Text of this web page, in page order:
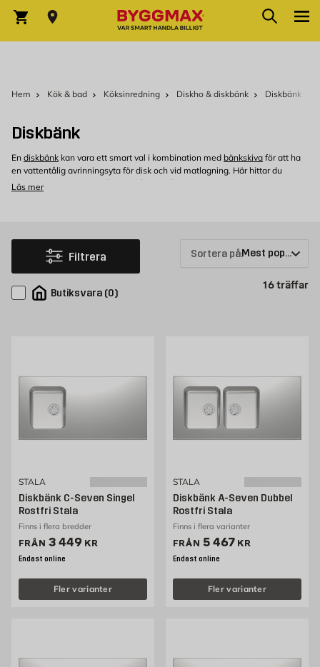
Varukorg Sök
Hem Kök & bad Köksinredning Diskho & diskbänk Diskbänk
Diskbänk
En diskbänk kan vara ett smart val i kombination med bänkskiva för att ha
en vattentålig avrinningsyta för disk och vid matlagning. Här hittar du
diskbänkar av rostfritt stål som både är tåliga och snygga i köket.
Köp diskbänkar hos Byggmax
Kom in till din närmaste Byggmax-butik eller kolla här online för att se hela
Läs mer
Filtrera
Butiksvara (0)
Sortera på:
16träffar
STALA
Diskbänk C-Seven Singel
Rostfri Stala
Finns i flera bredder
FRÅN Pris 3449 kr
3 449 KR
Endast online
Fler varianter
STALA
Diskbänk A-Seven Dubbel
Rostfri Stala
Finns i flera varianter
FRÅN Pris 5467 kr
5 467 KR
Endast online
Fler varianter